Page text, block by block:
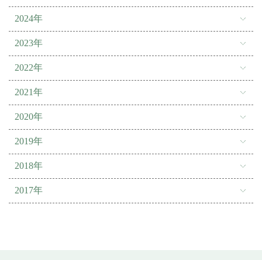
2024年
2023年
2022年
2021年
2020年
2019年
2018年
2017年